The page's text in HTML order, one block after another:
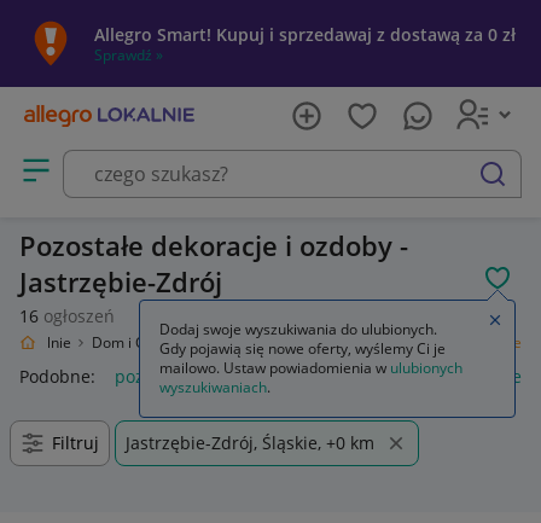
Allegro Smart! Kupuj i sprzedawaj z dostawą za 0 zł
Sprawdź »
Otwórz menu z kategoriami
szukaj
Pozostałe dekoracje i ozdoby -
Jastrzębie-Zdrój
16 ogłoszeń
Lokalnie Dom i Ogród Wyposażenie Dekoracje i ozdoby Pozostałe
Podobne: pozostałe łóżka pozostałe pozostałe miasta i
Filtruj Jastrzębie-Zdrój, Śląskie, +0 km
Dodaj swoje wyszukiwania do ulubionych.
Gdy pojawią się nowe oferty, wyślemy Ci je
mailowo. Ustaw powiadomienia w ulubionych
wyszukiwaniach.